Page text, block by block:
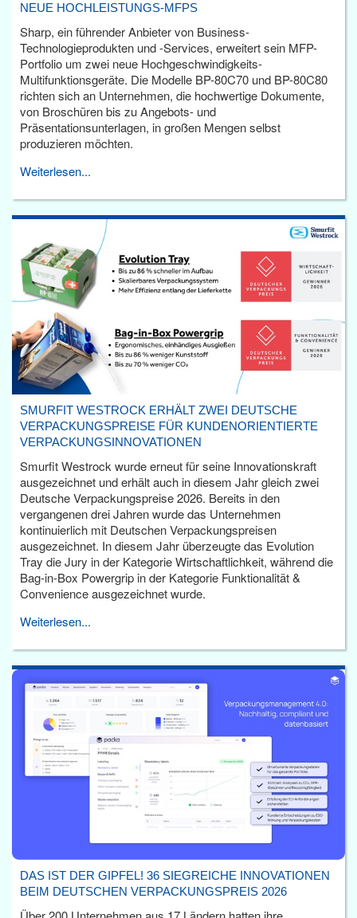
NEUE HOCHLEISTUNGS-MFPS
Sharp, ein führender Anbieter von Business-
Technologieprodukten und -Services, erweitert sein MFP-
Portfolio um zwei neue Hochgeschwindigkeits-
Multifunktionsgeräte. Die Modelle BP-80C70 und BP-80C80
richten sich an Unternehmen, die hochwertige Dokumente,
von Broschüren bis zu Angebots- und
Präsentationsunterlagen, in großen Mengen selbst
produzieren möchten.
Weiterlesen...
SMURFIT WESTROCK ERHÄLT ZWEI DEUTSCHE
VERPACKUNGSPREISE FÜR KUNDENORIENTIERTE
VERPACKUNGSINNOVATIONEN
Smurfit Westrock wurde erneut für seine Innovationskraft
ausgezeichnet und erhält auch in diesem Jahr gleich zwei
Deutsche Verpackungspreise 2026. Bereits in den
vergangenen drei Jahren wurde das Unternehmen
kontinuierlich mit Deutschen Verpackungspreisen
ausgezeichnet. In diesem Jahr überzeugte das Evolution
Tray die Jury in der Kategorie Wirtschaftlichkeit, während die
Bag-in-Box Powergrip in der Kategorie Funktionalität &
Convenience ausgezeichnet wurde.
Weiterlesen...
DAS IST DER GIPFEL! 36 SIEGREICHE INNOVATIONEN
BEIM DEUTSCHEN VERPACKUNGSPREIS 2026